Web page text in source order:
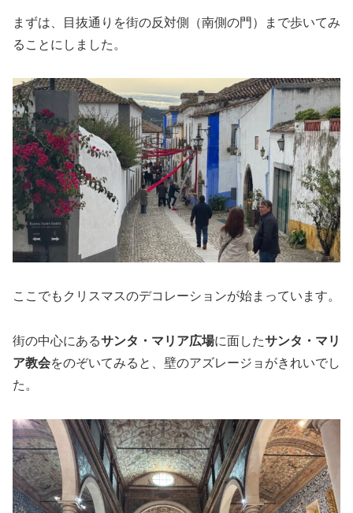
まずは、目抜通りを街の反対側（南側の門）まで歩いてみ
ることにしました。
ここでもクリスマスのデコレーションが始まっています。
街の中心にあるサンタ・マリア広場に面したサンタ・マリ
ア教会をのぞいてみると、壁のアズレージョがきれいでし
た。